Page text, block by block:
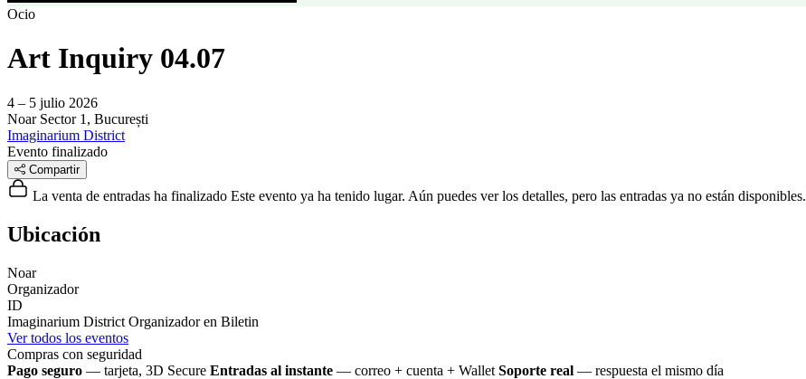
Ocio
Art Inquiry 04.07
4 – 5 julio 2026
Noar Sector 1, București
Imaginarium District
Evento finalizado
Compartir
La venta de entradas ha finalizado Este evento ya ha tenido lugar. Aún puedes ver los detalles, pero las entradas ya no están disponibles.
Ubicación
Noar
Organizador
ID
Imaginarium District Organizador en Biletin
Ver todos los eventos
Compras con seguridad
Pago seguro — tarjeta, 3D Secure Entradas al instante — correo + cuenta + Wallet Soporte real — respuesta el mismo día